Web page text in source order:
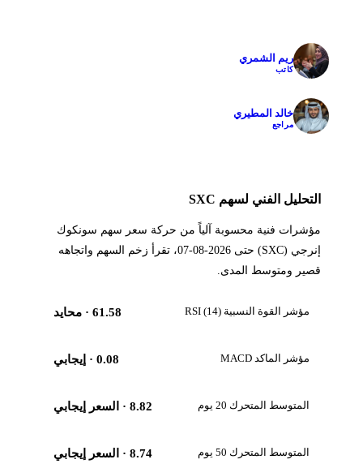
ريم الشمري
كاتب
خالد المطيري
مراجع
التحليل الفني لسهم SXC
مؤشرات فنية محسوبة آلياً من حركة سعر سهم سونكوك
إنرجي (SXC) حتى 2026-08-07، تقرأ زخم السهم واتجاهه
قصير ومتوسط المدى.
مؤشر القوة النسبية RSI (14) 61.58· محايد
مؤشر الماكد MACD 0.08· إيجابي
المتوسط المتحرك 20 يوم 8.82· السعر إيجابي
المتوسط المتحرك 50 يوم 8.74· السعر إيجابي